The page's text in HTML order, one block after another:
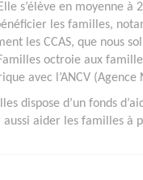
s’élève en moyenne à
les familles,
les CCAS, que nous
octroie aux
avec l’ANCV (Agence
dispose d’un fonds
aider les familles à